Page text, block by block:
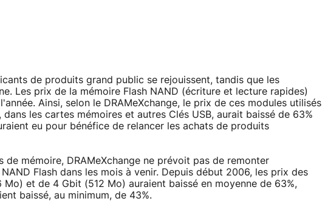
de produits grand public se rejouissent, tandis que les
Les prix de la mémoire Flash NAND (écriture et lecture rapides)
Ainsi, selon le DRAMeXchange, le prix de ces modules utilisés
les cartes mémoires et autres Clés USB, aurait baissé de 63%
eu pour bénéfice de relancer les achats de produits
de mémoire, DRAMeXchange ne prévoit pas de remonter
Flash dans les mois à venir. Depuis début 2006, les prix des
et de 4 Gbit (512 Mo) auraient baissé en moyenne de 63%,
baissé, au minimum, de 43%.